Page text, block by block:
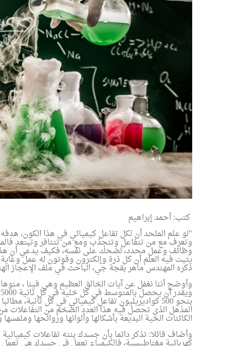
كتب: أحمد إبراهيم
"لو علم الملحد أن لكل تفاعل كيميائي في هذا الكون،
وتعرف مع من تتفاعل وتنجذب ومع من تتنافر وتبتعد
وظائف وعمل محدد، لضحك على نفسه، فكيف يدعي أن هذا
يثبت فيه العلم أن كل ذرة وإلكترون وفوتون له عمل
ذكره المهندس ماهر بقجة جي، الباحث في ملف الإعجاز
وأوضح أننا نغفل عن آيات الخالق العظيم وهي فينا ،
بنحو 500 كواديريليون تفاعل كيميائي في كل ثانية،
المذهل الذي تحصل فيه هذا العدد الضخم من التفاعلات
الكائنات الحية البديعة بأشكالها وألوانها وروائحها
وأضاف قائلا: تذكر دائما بأن جسدك بنته تفاعلات